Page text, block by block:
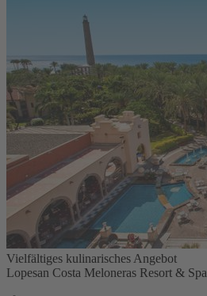
Vielfältiges kulinarisches Angebot
Lopesan Costa Meloneras Resort & Spa